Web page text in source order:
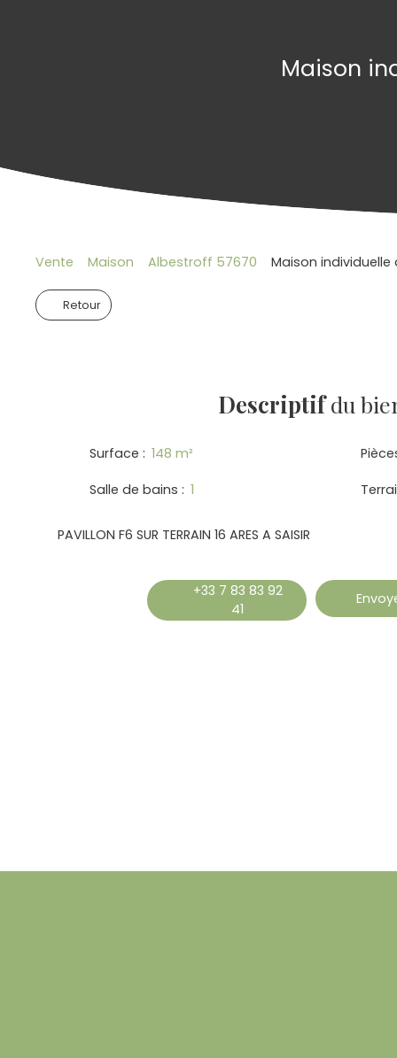
Maison
Vente Maison Albestroff 57670 Maison
Retour
Descriptifdu
Surface : 148 m²
Salle de bains : 1
PAVILLON F6 SUR TERRAIN 16 ARES A SAISIR
+33 7 83 83 92
41